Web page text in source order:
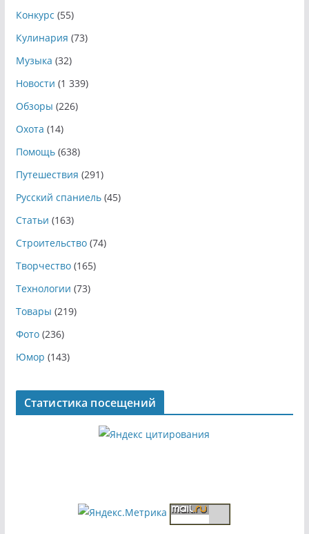
Конкурс (55)
Кулинария (73)
Музыка (32)
Новости (1 339)
Обзоры (226)
Охота (14)
Помощь(638)
Путешествия (291)
Русский спаниель(45)
Статьи (163)
Строительство(74)
Творчество(165)
Технологии (73)
Товары (219)
Фото(236)
Юмор (143)
Статистика посещений